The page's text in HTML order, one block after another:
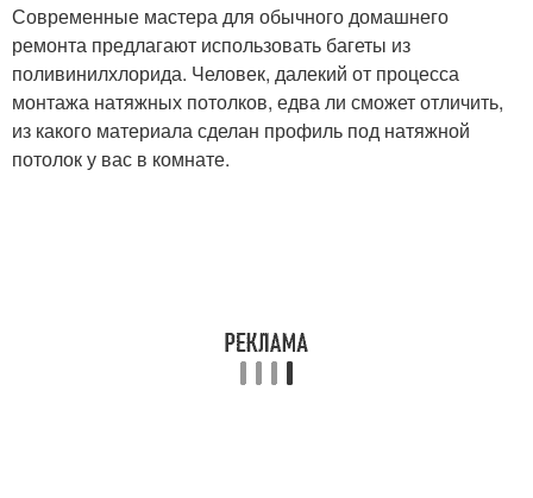
Современные мастера для обычного домашнего
ремонта предлагают использовать багеты из
поливинилхлорида. Человек, далекий от процесса
монтажа натяжных потолков, едва ли сможет отличить,
из какого материала сделан профиль под натяжной
потолок у вас в комнате.